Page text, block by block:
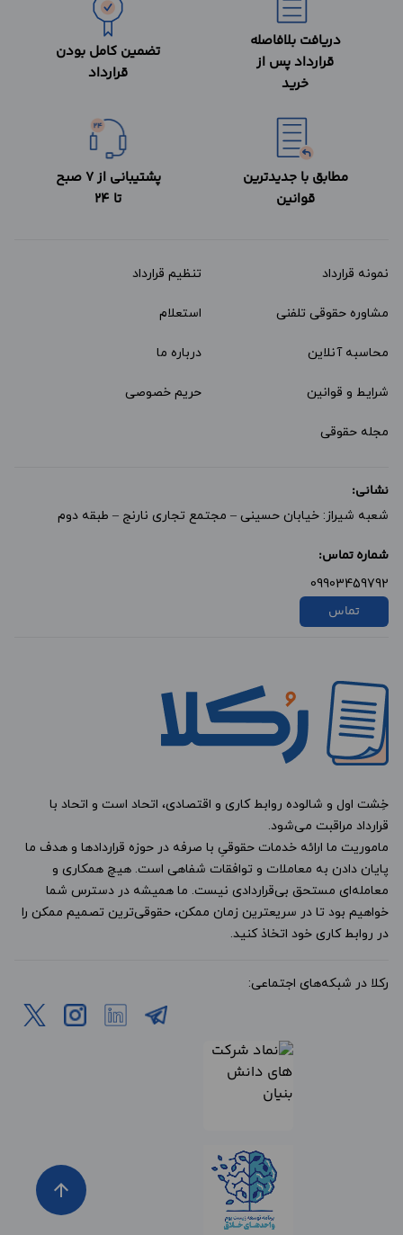
دریافت بلافاصله
قرارداد پس از
خرید
تضمین کامل بودن
قرارداد
مطابق با جدیدترین
قوانین
پشتیبانی از 7 صبح
تا 24
نمونه قرارداد‌ تنظیم قرارداد
مشاوره حقوقی تلفنی استعلام
محاسبه آنلاین درباره ما
شرایط و قوانین حریم خصوصی
مجله حقوقی
نشانی:
شعبه شیراز: خیابان حسینی – مجتمع تجاری نارنج – طبقه دوم
شماره تماس:
09903459792
تماس
خِشت اول و شالوده روابط کاری و اقتصادی، اتحاد است و اتحاد با
قرارداد مراقبت می‌شود.
ماموریت ما ارائه خدمات حقوقیِ با صرفه در حوزه قراردادها و هدف ما
پایان دادن به معاملات و توافقات شفاهی است. هیچ همکاری و
معامله‌ای مستحق بی‌قراردادی نیست. ما همیشه در دسترس شما
خواهیم بود تا در سریعترین زمان ممکن، حقوقی‌ترین تصمیم ممکن را
در روابط کاری خود اتخاذ کنید.
رکلا در شبکه‌های اجتماعی:
arrow_upward